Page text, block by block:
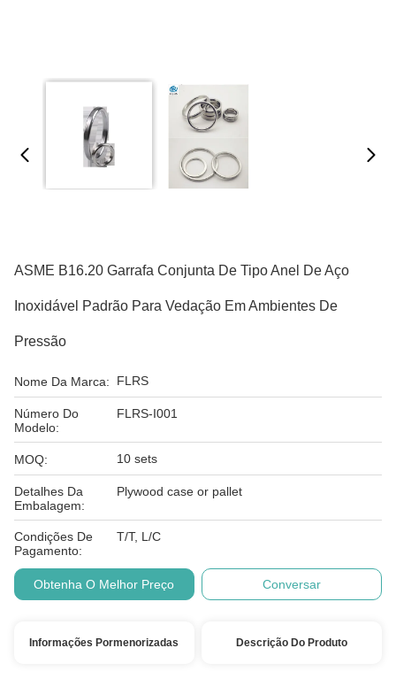
ASME B16.20 Garrafa Conjunta De Tipo Anel De Aço
Inoxidável Padrão Para Vedação Em Ambientes De
Pressão
Nome Da Marca: FLRS
Número Do
Modelo:
FLRS-I001
MOQ: 10 sets
Detalhes Da
Embalagem:
Plywood case or pallet
Condições De
Pagamento:
T/T, L/C
Obtenha O Melhor Preço Conversar
Informações Pormenorizadas Descrição Do Produto